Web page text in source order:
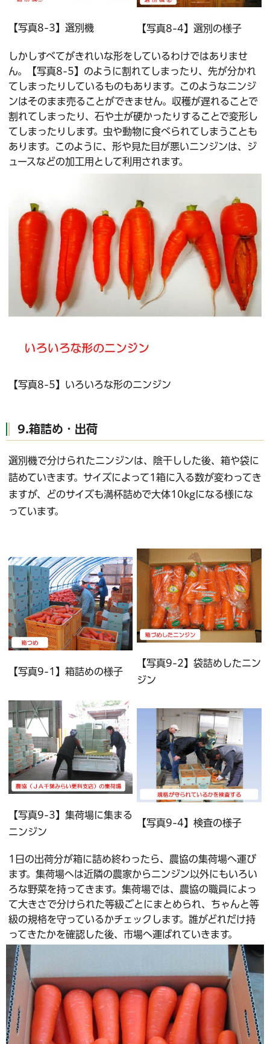
【写真8-3】選別機 【写真8-4】選別の様子
しかしすべてがきれいな形をしているわけではありませ
ん。【写真8-5】のように割れてしまったり、先が分かれ
てしまったりしているものもあります。このようなニンジ
ンはそのまま売ることができません。収穫が遅れることで
割れてしまったり、石や土が硬かったりすることで変形し
てしまったりします。虫や動物に食べられてしまうことも
あります。このように、形や見た目が悪いニンジンは、ジ
ュースなどの加工用として利用されます。
【写真8-5】いろいろな形のニンジン
9.箱詰め・出荷
選別機で分けられたニンジンは、陰干しした後、箱や袋に
詰めていきます。サイズによって1箱に入る数が変わってき
ますが、どのサイズも満杯詰めで大体10kgになる様にな
っています。
【写真9-1】箱詰めの様子
【写真9-2】袋詰めしたニン
ジン
【写真9-3】集荷場に集まる
ニンジン
【写真9-4】検査の様子
1日の出荷分が箱に詰め終わったら、農協の集荷場へ運び
ます。集荷場へは近隣の農家からニンジン以外にもいろい
ろな野菜を持ってきます。集荷場では、農協の職員によっ
て大きさで分けられた等級ごとにまとめられ、ちゃんと等
級の規格を守っているかチェックします。誰がどれだけ持
ってきたかを確認した後、市場へ運ばれていきます。